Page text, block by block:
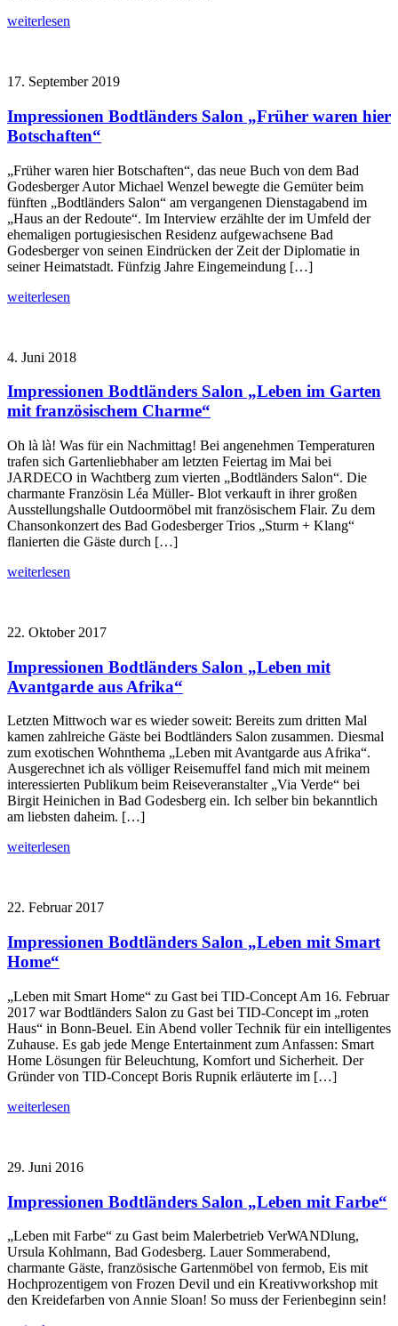
weiterlesen
17. September 2019
Impressionen Bodtländers Salon „Früher waren hier
Botschaften“
„Früher waren hier Botschaften“, das neue Buch von dem Bad
Godesberger Autor Michael Wenzel bewegte die Gemüter beim
fünften „Bodtländers Salon“ am vergangenen Dienstagabend im
„Haus an der Redoute“. Im Interview erzählte der im Umfeld der
ehemaligen portugiesischen Residenz aufgewachsene Bad
Godesberger von seinen Eindrücken der Zeit der Diplomatie in
seiner Heimatstadt. Fünfzig Jahre Eingemeindung […]
weiterlesen
4. Juni 2018
Impressionen Bodtländers Salon „Leben im Garten
mit französischem Charme“
Oh là là! Was für ein Nachmittag! Bei angenehmen Temperaturen
trafen sich Gartenliebhaber am letzten Feiertag im Mai bei
JARDECO in Wachtberg zum vierten „Bodtländers Salon“. Die
charmante Französin Léa Müller- Blot verkauft in ihrer großen
Ausstellungshalle Outdoormöbel mit französischem Flair. Zu dem
Chansonkonzert des Bad Godesberger Trios „Sturm + Klang“
flanierten die Gäste durch […]
weiterlesen
22. Oktober 2017
Impressionen Bodtländers Salon „Leben mit
Avantgarde aus Afrika“
Letzten Mittwoch war es wieder soweit: Bereits zum dritten Mal
kamen zahlreiche Gäste bei Bodtländers Salon zusammen. Diesmal
zum exotischen Wohnthema „Leben mit Avantgarde aus Afrika“.
Ausgerechnet ich als völliger Reisemuffel fand mich mit meinem
interessierten Publikum beim Reiseveranstalter „Via Verde“ bei
Birgit Heinichen in Bad Godesberg ein. Ich selber bin bekanntlich
am liebsten daheim. […]
weiterlesen
22. Februar 2017
Impressionen Bodtländers Salon „Leben mit Smart
Home“
„Leben mit Smart Home“ zu Gast bei TID-Concept Am 16. Februar
2017 war Bodtländers Salon zu Gast bei TID-Concept im „roten
Haus“ in Bonn-Beuel. Ein Abend voller Technik für ein intelligentes
Zuhause. Es gab jede Menge Entertainment zum Anfassen: Smart
Home Lösungen für Beleuchtung, Komfort und Sicherheit. Der
Gründer von TID-Concept Boris Rupnik erläuterte im […]
weiterlesen
29. Juni 2016
Impressionen Bodtländers Salon „Leben mit Farbe“
„Leben mit Farbe“ zu Gast beim Malerbetrieb VerWANDlung,
Ursula Kohlmann, Bad Godesberg. Lauer Sommerabend,
charmante Gäste, französische Gartenmöbel von fermob, Eis mit
Hochprozentigem von Frozen Devil und ein Kreativworkshop mit
den Kreidefarben von Annie Sloan! So muss der Ferienbeginn sein!